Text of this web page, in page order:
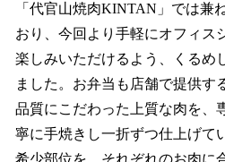
「代官山焼肉KINTAN」では兼
おり、今回より手軽にオフィス
楽しみいただけるよう、くるめ
ました。お弁当も店舗で提供す
品質にこだわった上質な肉を、
寧に手焼きし一折ずつ仕上げて